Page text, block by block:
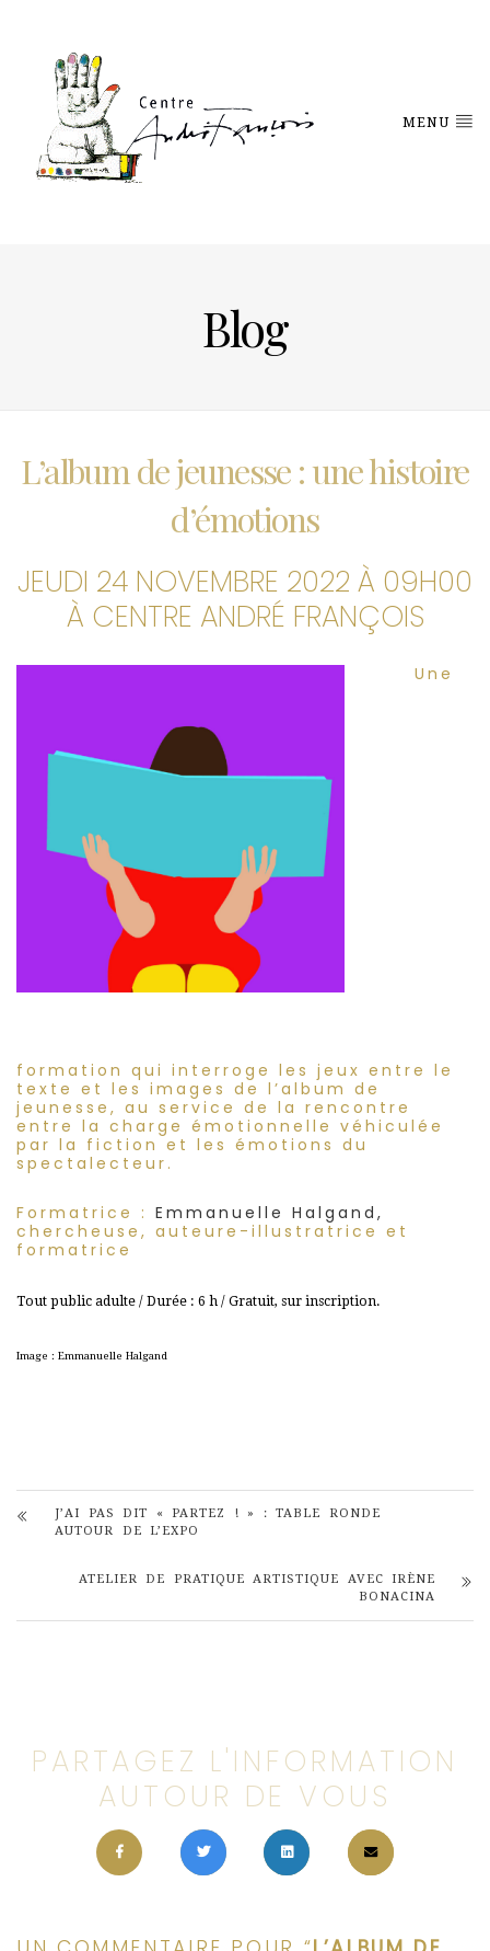
MENU
Blog
L’album de jeunesse : une histoire
d’émotions
JEUDI 24 NOVEMBRE 2022 À 09H00
À CENTRE ANDRÉ FRANÇOIS
Une
formation qui interroge les jeux entre le
texte et les images de l’album de
jeunesse, au service de la rencontre
entre la charge émotionnelle véhiculée
par la fiction et les émotions du
spectalecteur.
Formatrice : Emmanuelle Halgand,
chercheuse, auteure-illustratrice et
formatrice
Tout public adulte / Durée : 6 h / Gratuit, sur inscription.
Image : Emmanuelle Halgand
J’AI PAS DIT « PARTEZ ! » : TABLE RONDE
AUTOUR DE L’EXPO
ATELIER DE PRATIQUE ARTISTIQUE AVEC IRÈNE
BONACINA
PARTAGEZ L'INFORMATION
AUTOUR DE VOUS